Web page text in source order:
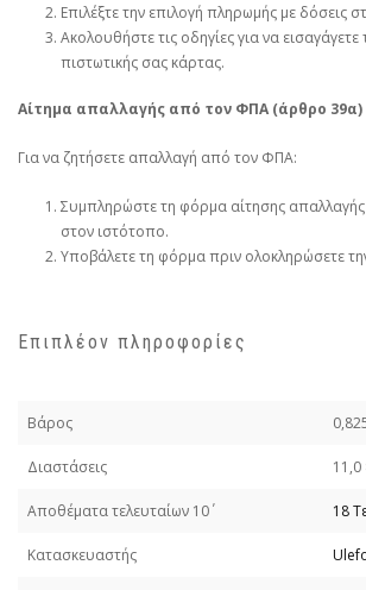
Επιλέξτε την επιλογή πληρωμής με δόσεις
Ακολουθήστε τις οδηγίες για να εισαγάγετε
πιστωτικής σας κάρτας.
Αίτημα απαλλαγής από τον ΦΠΑ (άρθρο 39α)
Για να ζητήσετε απαλλαγή από τον ΦΠΑ:
Συμπληρώστε τη φόρμα αίτησης
στον ιστότοπο.
Υποβάλετε τη φόρμα πριν ολοκληρώσετε
Επιπλέον πληροφορίες
Βάρος
Διαστάσεις 11,0
Απoθέματα τελευταίων 10΄ 18
Κατασκευαστής